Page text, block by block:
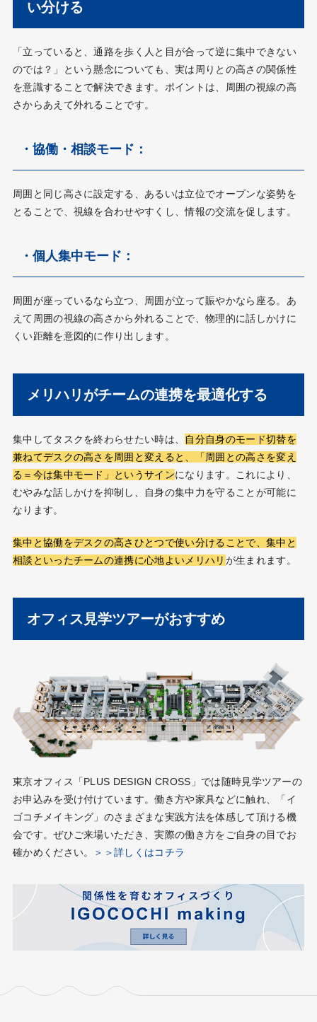
い分ける
「立っていると、通路を歩く人と目が合って逆に集中できない
のでは？」という懸念についても、実は周りとの高さの関係性
を意識することで解決できます。ポイントは、周囲の視線の高
さからあえて外れることです。
・協働・相談モード：
周囲と同じ高さに設定する、あるいは立位でオープンな姿勢を
とることで、視線を合わせやすくし、情報の交流を促します。
・個人集中モード：
周囲が座っているなら立つ、周囲が立って賑やかなら座る。あ
えて周囲の視線の高さから外れることで、物理的に話しかけに
くい距離を意図的に作り出します。
メリハリがチームの連携を最適化する
集中してタスクを終わらせたい時は、
自分自身のモード切替を
兼ねてデスクの高さを周囲と変えると、「周囲との高さを変え
る＝今は集中モード」というサインになります。これにより、
むやみな話しかけを抑制し、自身の集中力を守ることが可能に
なります。
集中と協働をデスクの高さひとつで使い分けることで、集中と
相談といったチームの連携に心地よいメリハリ が生まれます。
オフィス見学ツアーがおすすめ
東京オフィス「PLUS DESIGN CROSS」では随時見学ツアーの
お申込みを受け付けています。働き方や家具などに触れ、「イ
ゴコチメイキング」のさまざまな実践方法を体感して頂ける機
会です。ぜひご来場いただき、実際の働き方をご自身の目でお
確かめください。
＞＞詳しくはコチラ